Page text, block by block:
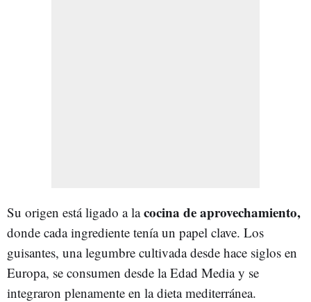
Su origen está ligado a lacocina de aprovechamiento,
donde cada ingrediente tenía un papel clave. Los
guisantes, una legumbre cultivada desde hace siglos en
Europa, se consumen desde la Edad Media y se
integraron plenamente en la dieta mediterránea.